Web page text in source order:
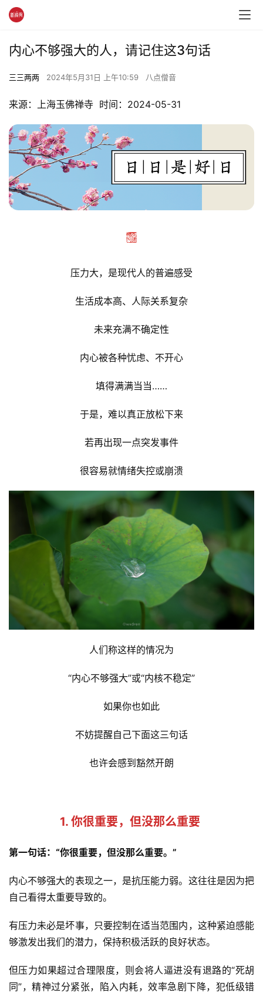
内心不够强大的人，请记住这3句话
三三两两 2024年5月31日 上午10:59 八点僧音
来源：上海玉佛禅寺  时间：2024-05-31
压力大，是现代人的普遍感受
生活成本高、人际关系复杂
未来充满不确定性
内心被各种忧虑、不开心
填得满满当当……
于是，难以真正放松下来
若再出现一点突发事件
很容易就情绪失控或崩溃
人们称这样的情况为
“内心不够强大”或“内核不稳定”
如果你也如此
不妨提醒自己下面这三句话
也许会感到豁然开朗
1. 你很重要，但没那么重要
第一句话：“你很重要，但没那么重要。”
内心不够强大的表现之一，是抗压能力弱。这往往是因为把
自己看得太重要导致的。
有压力未必是坏事，只要控制在适当范围内，这种紧迫感能
够激发出我们的潜力，保持积极活跃的良好状态。
但压力如果超过合理限度，则会将人逼进没有退路的“死胡
同”，精神过分紧张，陷入内耗，效率急剧下降，犯低级错